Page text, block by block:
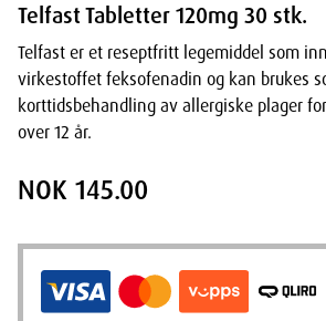
Telfast Tabletter 120mg 30 stk.
Telfast er et reseptfritt legemiddel som
virkestoffet feksofenadin og kan brukes
korttidsbehandling av allergiske plager
over 12 år.
NOK 145.00